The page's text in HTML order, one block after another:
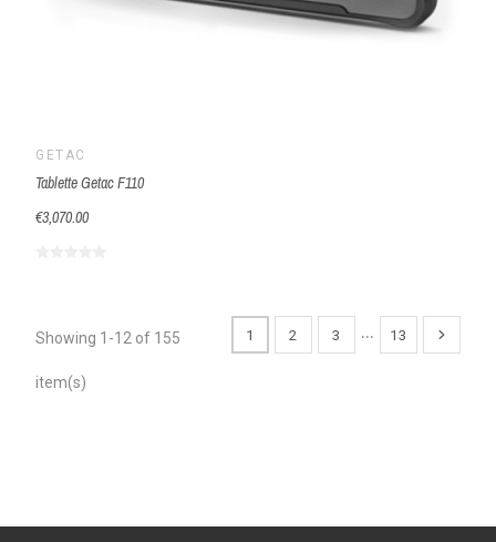
GETAC
Tablette Getac F110
€3,070.00
Showing 1-12 of 155
item(s)
1 2 3 … 13